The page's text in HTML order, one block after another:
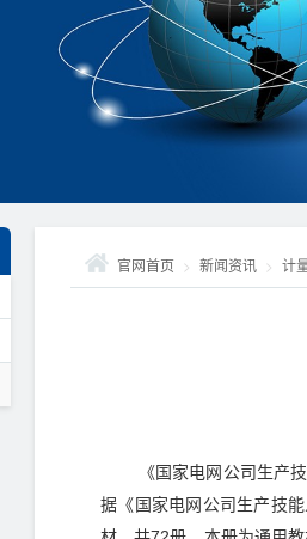
官网首页 > 新闻资讯 > 计
《国家电网公司生产
据《国家电网公司生产技